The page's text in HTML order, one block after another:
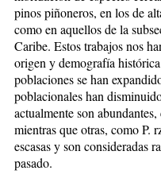
pinos piñoneros, en los de
como en aquellos de la
Caribe. Estos trabajos nos
origen y demografía
poblaciones se han
poblacionales han
actualmente son
mientras que otras, como P.
escasas y son consideradas
pasado.